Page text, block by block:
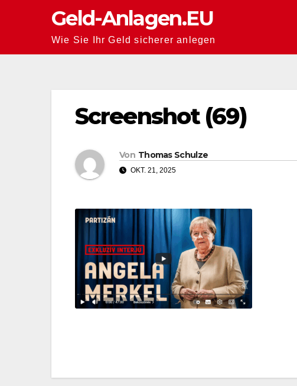
Geld-Anlagen.EU
Wie Sie Ihr Geld sicherer anlegen
Screenshot (69)
Von Thomas Schulze
OKT. 21, 2025